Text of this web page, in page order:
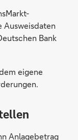
Ausweisdaten
Bank
eigene
Anlagebetrag